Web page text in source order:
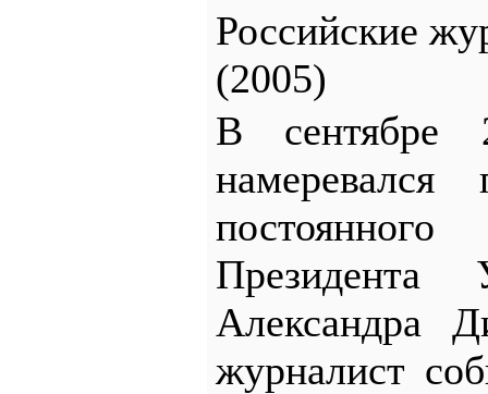
Российские
(2005)
В сентябре
Александра
журналист